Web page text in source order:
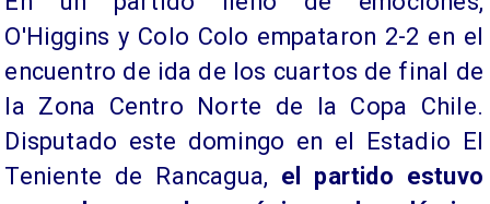
O'Higgins y Colo Colo empataron 2-2 en el
encuentro de ida de los cuartos de final de
la Zona Centro Norte de la Copa Chile.
Disputado este domingo en el Estadio El
Teniente de Rancagua, el partido estuvo